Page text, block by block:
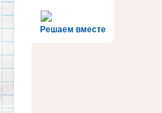
Решаем вместе